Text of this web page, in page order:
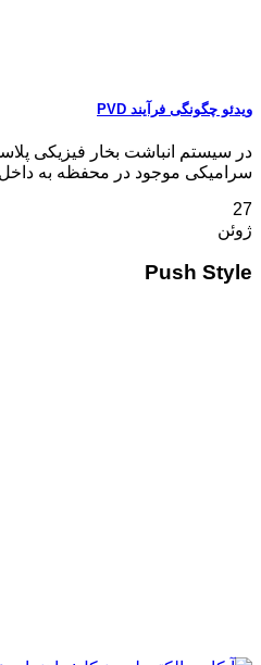
ویدئو چگونگی فرآیند PVD
سرامیکی موجود در محفظه به
27
ژوئن
Push Style